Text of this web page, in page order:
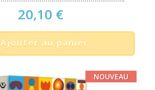
20,10 €
Ajouter au panier
NOUVEAU